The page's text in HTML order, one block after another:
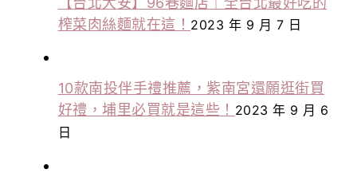
榨菜肉絲麵就在這！ 2023 年 9 月 7 日
10款南投伴手禮推薦，紫南宮還願逛街買
好禮，埔里必買就是這些！ 2023 年 9 月 6
日